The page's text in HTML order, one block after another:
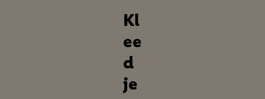
Kl
ee
d
je